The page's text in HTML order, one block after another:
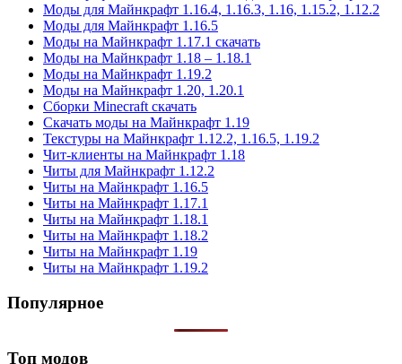
Моды для Майнкрафт 1.16.4, 1.16.3, 1.16, 1.15.2, 1.12.2
Моды для Майнкрафт 1.16.5
Моды на Майнкрафт 1.17.1 скачать
Моды на Майнкрафт 1.18 – 1.18.1
Моды на Майнкрафт 1.19.2
Моды на Майнкрафт 1.20, 1.20.1
Сборки Minecraft скачать
Скачать моды на Майнкрафт 1.19
Текстуры на Майнкрафт 1.12.2, 1.16.5, 1.19.2
Чит-клиенты на Майнкрафт 1.18
Читы для Майнкрафт 1.12.2
Читы на Майнкрафт 1.16.5
Читы на Майнкрафт 1.17.1
Читы на Майнкрафт 1.18.1
Читы на Майнкрафт 1.18.2
Читы на Майнкрафт 1.19
Читы на Майнкрафт 1.19.2
Популярное
Топ модов